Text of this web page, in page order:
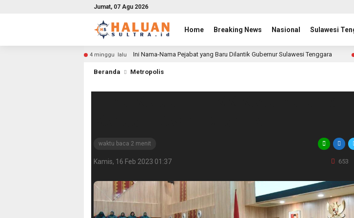
Jumat, 07 Agu 2026
Home Breaking News Nasional Sulawesi
4 minggu lalu Ini Nama-Nama Pejabat yang Baru Dilantik Gubernur Sulawesi Tenggara
Beranda Metropolis
waktu baca 2 menit
Kamis, 16 Feb 2023 01:37 653